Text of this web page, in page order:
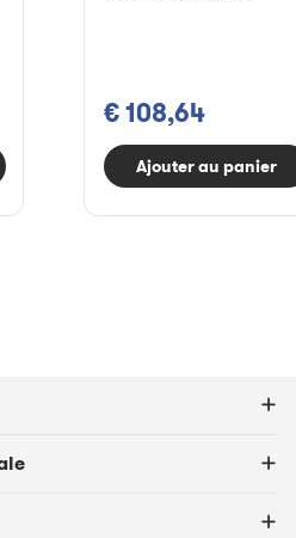
€ 108,64
Ajouter au panier